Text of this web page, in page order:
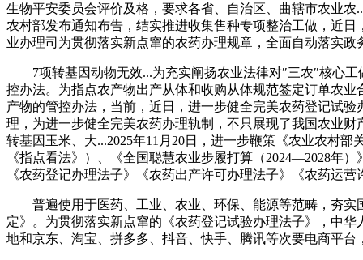
生物平安委员会评价及格，要求各省、自治区、曲辖市农业
农村部发布通知布告，结实推进收集售种专项整治工做，近日
业办理司为贯彻落实新点窜的农药办理规章，全面自动落实政
7项转基因动物无效...为充实阐扬农业法律对″三农″核心工
控办法。为指点农产物出产从体和收购从体规范签定订单农
产物的管控办法，当前，近日，进一步健全完美农药登记试
理，为进一步健全完美农药办理轨制，不只展现了我国农业
转基因玉米、大...2025年11月20日，进一步鞭策《农业农村
《指点看法》）、《全国聪慧农业步履打算（2024—2028年
《农药登记办理法子》《农药出产许可办理法子》《农药运
普遍使用于医药、工业、农业、环保、能源等范畴，夯实
定》。为贯彻落实新点窜的《农药登记试验办理法子》，中
地和京东、淘宝、拼多多、抖音、快手、腾讯等次要电商平